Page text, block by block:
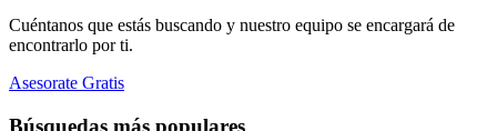
Cuéntanos que estás buscando y nuestro equipo se encargará de
encontrarlo por ti.
Asesorate Gratis
Búsquedas más populares